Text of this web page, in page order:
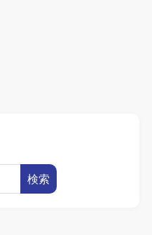
検索